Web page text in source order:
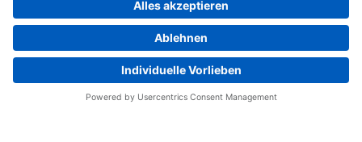
Home Impressum Privacy
Cookie Choices
Whistleblowing
Yaskawa Europe GmbH